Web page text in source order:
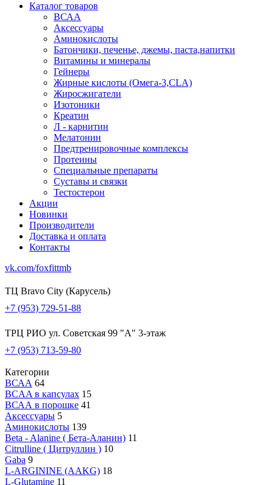
Каталог товаров
ВСАА
Аксессуары
Аминокислоты
Батончики, печенье, джемы, паста,напитки
Витамины и минералы
Гейнеры
Жирные кислоты (Омега-3,CLA)
Жиросжигатели
Изотоники
Креатин
Л - карнитин
Мелатонин
Предтренировочные комплексы
Протеины
Специальные препараты
Суставы и связки
Тестостерон
Акции
Новинки
Производители
Доставка и оплата
Контакты
vk.com/foxfittmb
ТЦ Bravo City (Карусель)
+7 (953) 729-51-88
ТРЦ РИО ул. Советская 99 "А" 3-этаж
+7 (953) 713-59-80
Категории
ВСАА 64
BCAA в капсулах 15
ВСАА в порошке 41
Аксессуары 5
Аминокислоты 139
Beta - Alanine ( Бета-Аланин) 11
Citrulline ( Цитруллин ) 10
Gaba 9
L-ARGININE (AAKG) 18
L-Glutamine 11